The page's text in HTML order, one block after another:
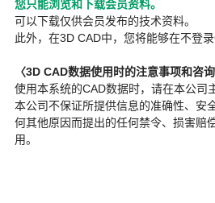
您只能浏览和下载会员资料。
可以下载仅供会员发布的技术资料。
此外，在3D CAD中，您将能够在不登
〈3D CAD数据使用时的注意事项和咨
使用本系统的CAD数据时，请在本公司
本公司不保证所提供信息的准确性、安
何其他原因而提出的任何禁令、损害赔
用。